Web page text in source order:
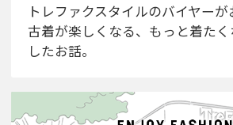
トレファクスタイルのバイヤーが
古着が楽しくなる、もっと着た
したお話。